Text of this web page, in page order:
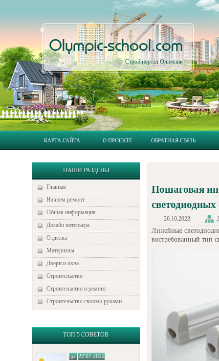
Olympic-school.com
Строй портал Олимпик
КАРТА САЙТА О ПРОЕКТЕ ОБРАТНАЯ СВЯЗЬ
НАШИ РАЗДЕЛЫ
Главная
Начнем ремонт
Общая информация
Дизайн интерьера
Отделка
Материалы
Двери и окна
Строительство
Строительство и ремонт
Строительство своими руками
ТОП 5 СОВЕТОВ
22.07.2022
Пошаговая
26.10.2023
Линейные
востребованный тип